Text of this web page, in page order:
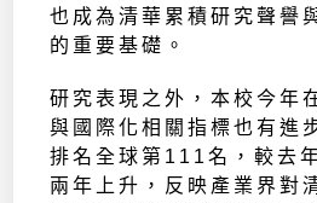
也成為清華累積研究聲譽
的重要基礎。
研究表現之外，本校今年
與國際化相關指標也有進
排名全球第111名，較去
兩年上升，反映產業界對